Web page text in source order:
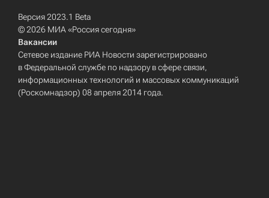
Версия 2023.1 Beta
© 2026 МИА «Россия сегодня»
Вакансии
Сетевое издание РИА Новости зарегистрировано
в Федеральной службе по надзору в сфере связи,
информационных технологий и массовых коммуникаций
(Роскомнадзор) 08 апреля 2014 года.